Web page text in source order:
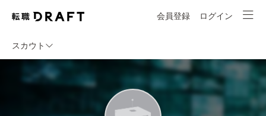
会員登録 ログイン
スカウト